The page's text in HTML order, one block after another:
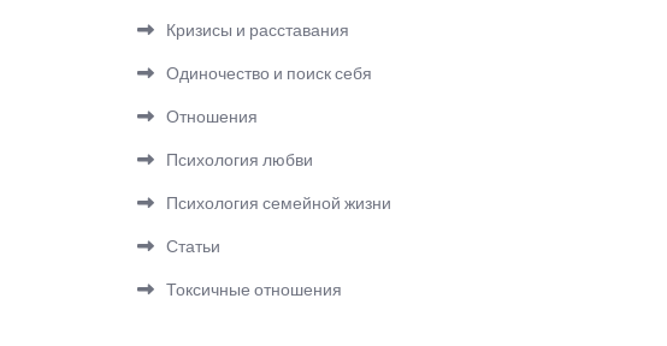
Кризисы и расставания
Одиночество и поиск себя
Отношения
Психология любви
Психология семейной жизни
Статьи
Токсичные отношения